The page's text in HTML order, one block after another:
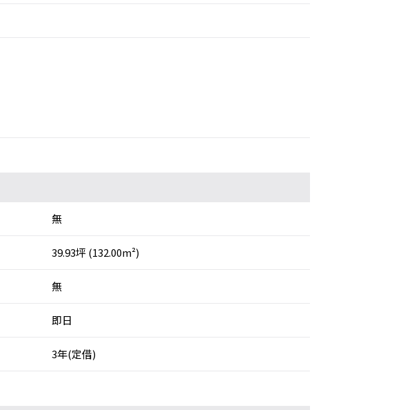
無
39.93坪 (132.00m²)
無
即日
3年(定借)